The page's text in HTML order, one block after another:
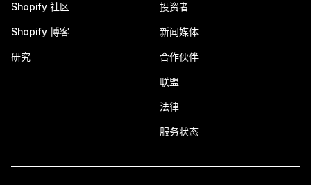
Shopify 社区
Shopify 博客
研究
投资者
新闻媒体
合作伙伴
联盟
法律
服务状态